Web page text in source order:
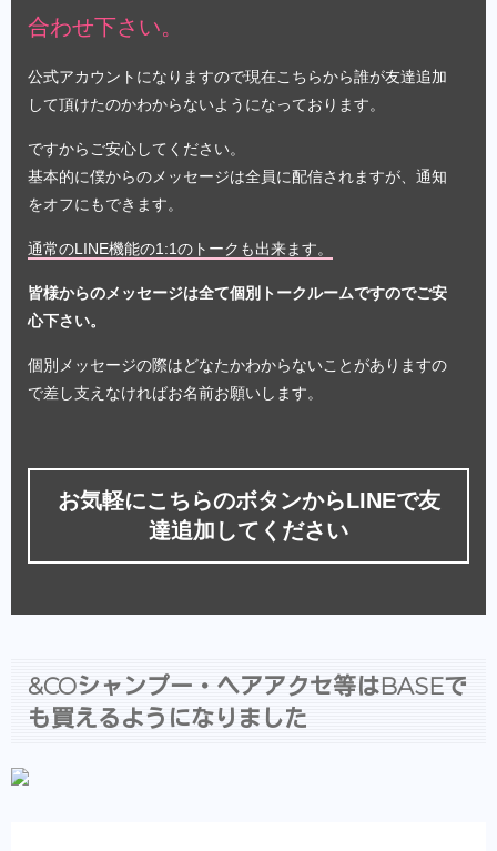
合わせ下さい。
公式アカウントになりますので現在こちらから誰が友達追加
して頂けたのかわからないようになっております。
ですからご安心してください。
基本的に僕からのメッセージは全員に配信されますが、通知
をオフにもできます。
通常のLINE機能の1:1のトークも出来ます。
皆様からのメッセージは全て個別トークルームですのでご安
心下さい。
個別メッセージの際はどなたかわからないことがありますの
で差し支えなければお名前お願いします。
お気軽にこちらのボタンからLINEで友
達追加してください
&COシャンプー・ヘアアクセ等はBASEで
も買えるようになりました